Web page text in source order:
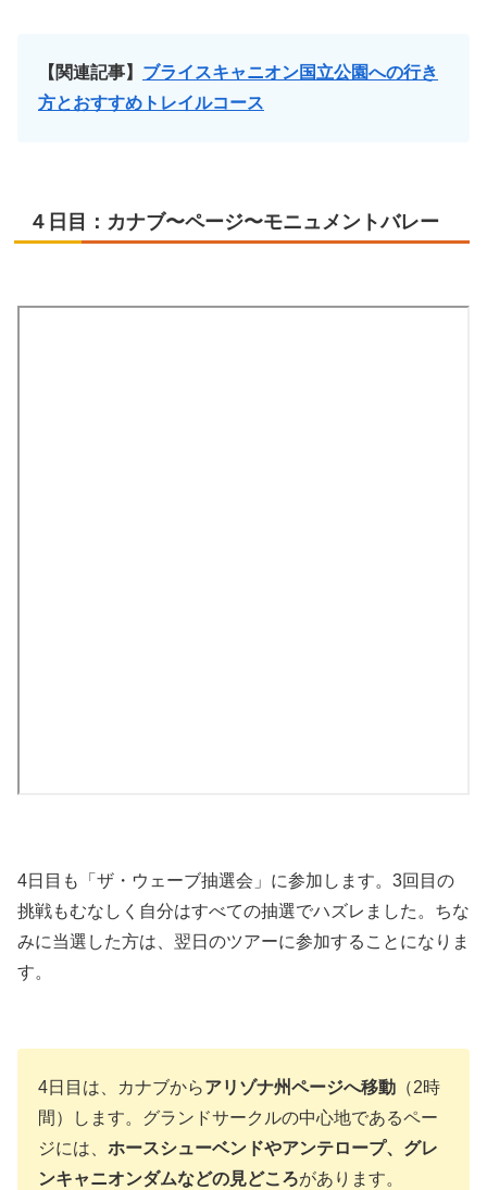
【関連記事】 ブライスキャニオン国立公園への行き
方とおすすめトレイルコース
４日目：カナブ〜ページ〜モニュメントバレー
4日目も「ザ・ウェーブ抽選会」に参加します。3回目の
挑戦もむなしく自分はすべての抽選でハズレました。ちな
みに当選した方は、翌日のツアーに参加することになりま
す。
4日目は、カナブからアリゾナ州ページへ移動 （2時
間）します。グランドサークルの中心地であるペー
ジには、 ホースシューベンドやアンテロープ、グレ
ンキャニオンダムなどの見どころがあります。